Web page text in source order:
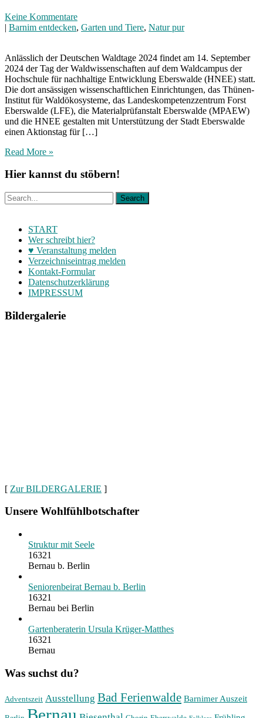
Keine Kommentare
| Barnim entdecken, Garten und Tiere, Natur pur
Anlässlich der Deutschen Waldtage 2024 findet am 14. September
2024 der Tag der Waldwissenschaften auf dem Waldcampus der
Hochschule für nachhaltige Entwicklung Eberswalde (HNEE) statt.
Die dort ansässigen wissenschaftlichen Einrichtungen, das Thünen-
Institut für Waldökosysteme, das Landeskompetenzzentrum Forst
Eberswalde (LFE), die Materialprüfanstalt Eberswalde (MPAEW)
und die HNEE gestalten mit Unterstützung der Stadt Eberswalde
einen Aktionstag für […]
Read More »
Hier kannst du stöbern!
START
Wer schreibt hier?
♥ Veranstaltung melden
Verzeichniseintrag melden
Kontakt-Formular
Datenschutzerklärung
IMPRESSUM
Bildergalerie
[ Zur BILDERGALERIE ]
Unsere Wohlfühlbotschafter
Struktur mit Seele
16321
Bernau b. Berlin
Seniorenbeirat Bernau b. Berlin
16321
Bernau bei Berlin
Gartenberaterin Ursula Krüger-Matthes
16321
Bernau
Was suchst du?
Adventszeit Ausstellung Bad Ferienwalde Barnimer Auszeit